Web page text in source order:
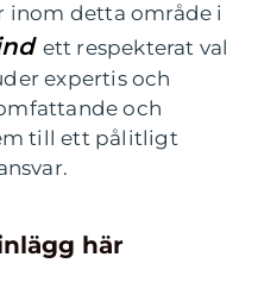
inom detta område i
ett respekterat val
expertis och
och
till ett pålitligt
här